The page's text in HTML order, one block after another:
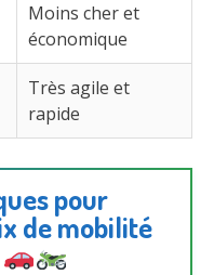
Moins cher et
économique
Très agile et
rapide
pour
de mobilité